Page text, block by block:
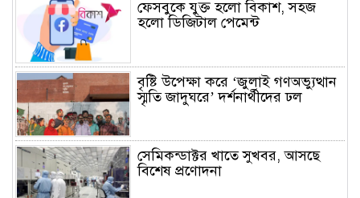
ফেসবুকে যুক্ত হলো বিকাশ, সহজ
হলো ডিজিটাল পেমেন্ট
বৃষ্টি উপেক্ষা করে ‘জুলাই গণঅভ্যুত্থান
স্মৃতি জাদুঘরে’ দর্শনার্থীদের ঢল
সেমিকন্ডাক্টর খাতে সুখবর, আসছে
বিশেষ প্রণোদনা